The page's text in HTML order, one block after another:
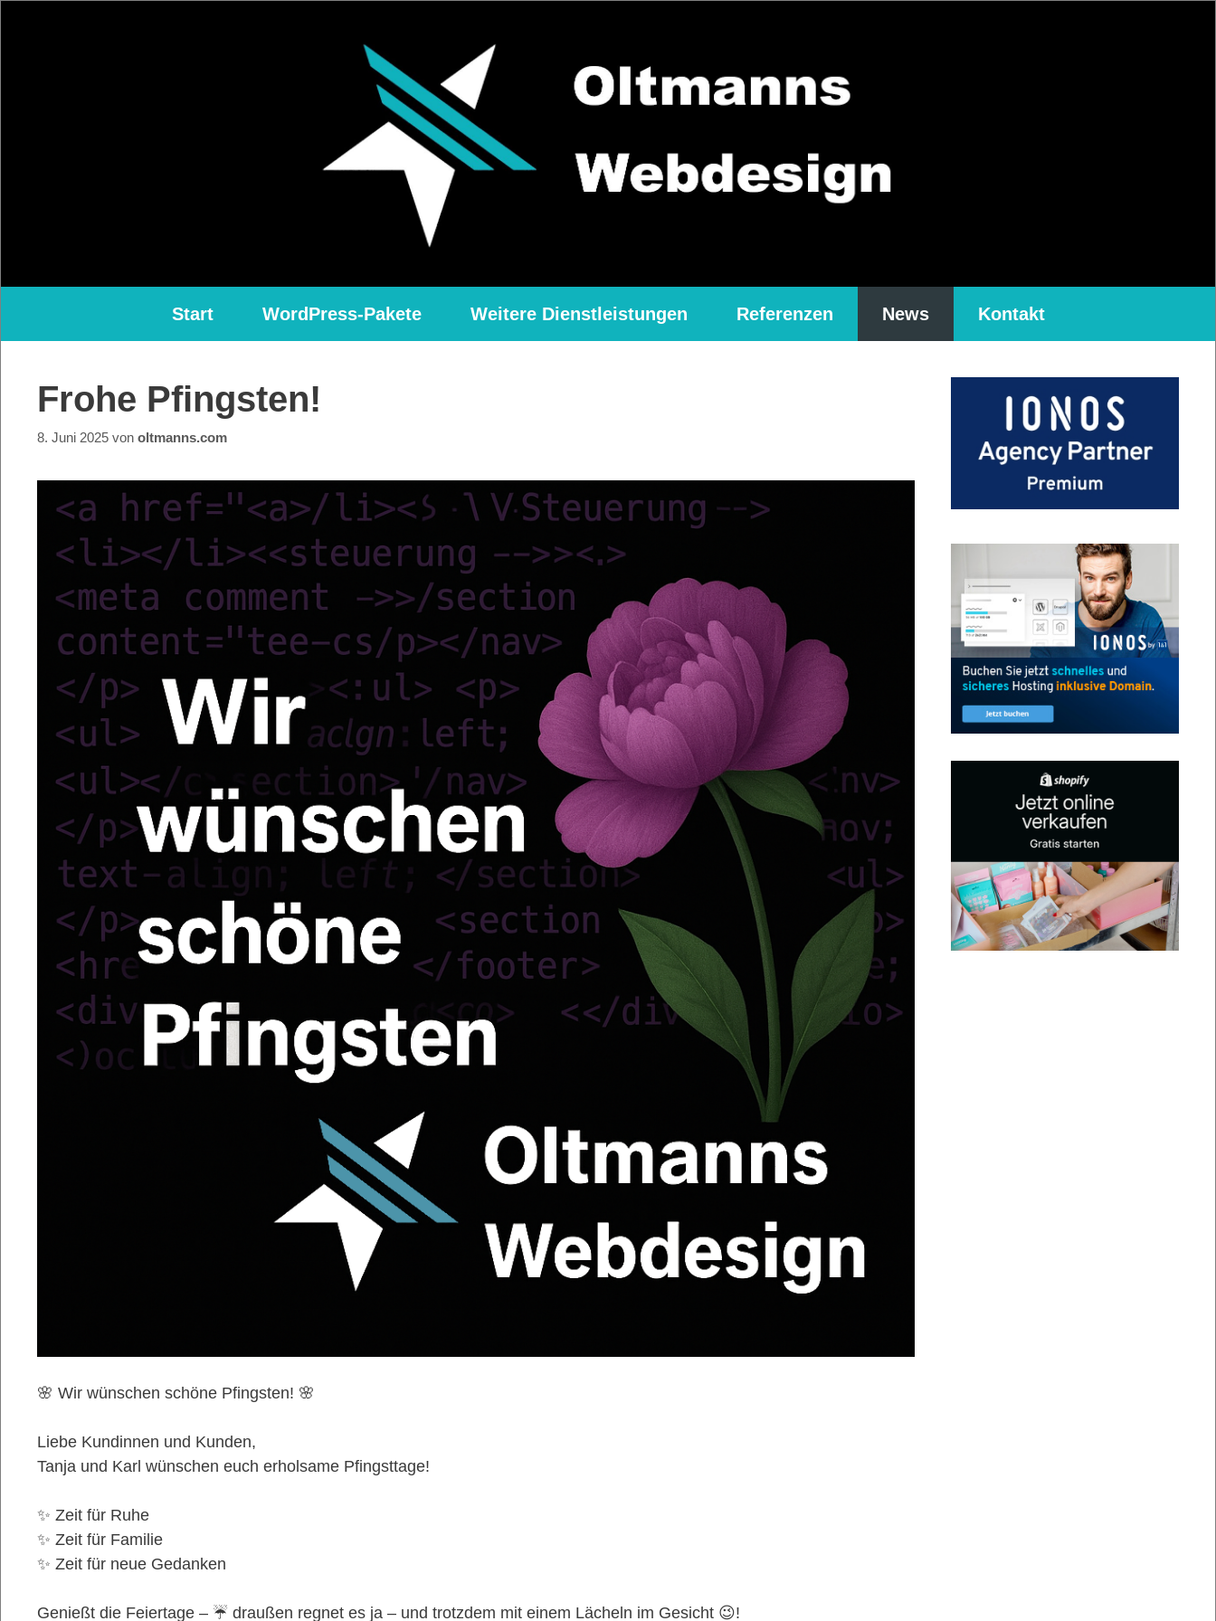
Start WordPress-Pakete Weitere Dienstleistungen Referenzen News Kontakt
Frohe Pfingsten!
8. Juni 2025 von oltmanns.com
🌸 Wir wünschen schöne Pfingsten! 🌸
Liebe Kundinnen und Kunden,
Tanja und Karl wünschen euch erholsame Pfingsttage!
✨ Zeit für Ruhe
✨ Zeit für Familie
✨ Zeit für neue Gedanken
Genießt die Feiertage – ☔ draußen regnet es ja – und trotzdem mit einem Lächeln im Gesicht 😉!